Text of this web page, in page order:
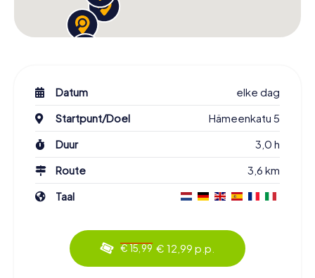
Datum
elke dag
Startpunt/Doel
Hämeenkatu 5
Duur
3,0 h
Route
3,6 km
Taal
€ 15,99 € 12,99 p.p.